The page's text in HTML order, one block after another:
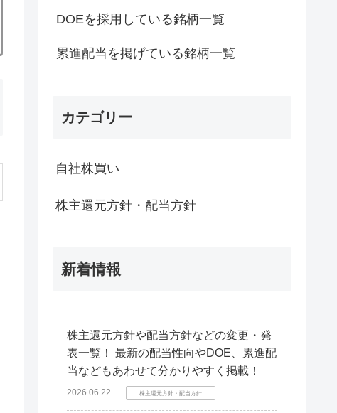
DOEを採用している銘柄一覧
累進配当を掲げている銘柄一覧
カテゴリー
自社株買い
株主還元方針・配当方針
新着情報
株主還元方針や配当方針などの変更・発
表一覧！ 最新の配当性向やDOE、累進配
当などもあわせて分かりやすく掲載！
2026.06.22 株主還元方針・配当方針